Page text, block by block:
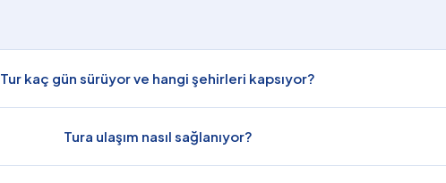
Tur kaç gün sürüyor ve hangi şehirleri kapsıyor?
Tura ulaşım nasıl sağlanıyor?